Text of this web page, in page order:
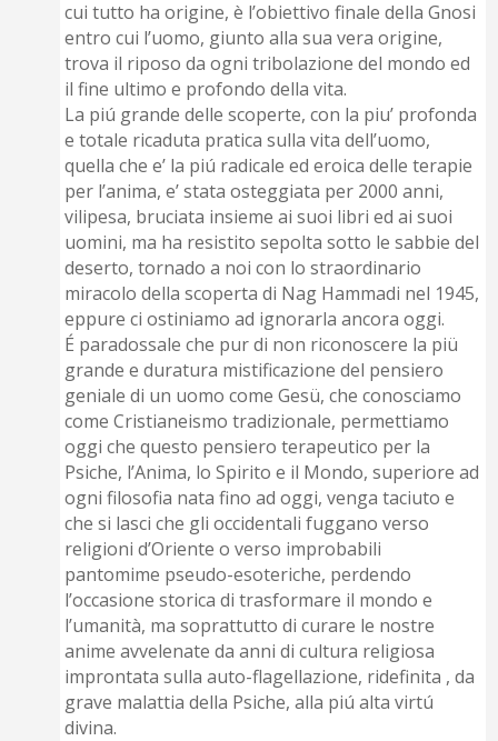
cui tutto ha origine, è l’obiettivo finale della Gnosi
entro cui l’uomo, giunto alla sua vera origine,
trova il riposo da ogni tribolazione del mondo ed
il fine ultimo e profondo della vita.
La piú grande delle scoperte, con la piu’ profonda
e totale ricaduta pratica sulla vita dell’uomo,
quella che e’ la piú radicale ed eroica delle terapie
per l’anima, e’ stata osteggiata per 2000 anni,
vilipesa, bruciata insieme ai suoi libri ed ai suoi
uomini, ma ha resistito sepolta sotto le sabbie del
deserto, tornado a noi con lo straordinario
miracolo della scoperta di Nag Hammadi nel 1945,
eppure ci ostiniamo ad ignorarla ancora oggi.
É paradossale che pur di non riconoscere la piü
grande e duratura mistificazione del pensiero
geniale di un uomo come Gesü, che conosciamo
come Cristianeismo tradizionale, permettiamo
oggi che questo pensiero terapeutico per la
Psiche, l’Anima, lo Spirito e il Mondo, superiore ad
ogni filosofia nata fino ad oggi, venga taciuto e
che si lasci che gli occidentali fuggano verso
religioni d’Oriente o verso improbabili
pantomime pseudo-esoteriche, perdendo
l’occasione storica di trasformare il mondo e
l’umanità, ma soprattutto di curare le nostre
anime avvelenate da anni di cultura religiosa
improntata sulla auto-flagellazione, ridefinita , da
grave malattia della Psiche, alla piú alta virtú
divina.